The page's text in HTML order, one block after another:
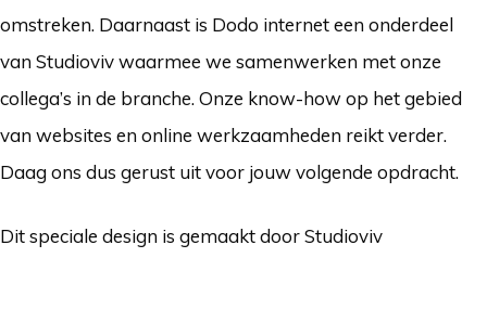
omstreken. Daarnaast is Dodo internet een onderdeel
van Studioviv waarmee we samenwerken met onze
collega’s in de branche. Onze know-how op het gebied
van websites en online werkzaamheden reikt verder.
Daag ons dus gerust uit voor jouw volgende opdracht.
Dit speciale design is gemaakt door Studioviv